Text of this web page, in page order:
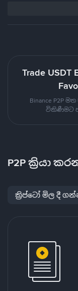
Trade USDT
Binance P2P
විකිණීමට
P2P ක්‍රියා
ක්‍රිප්ටෝ මිල දී